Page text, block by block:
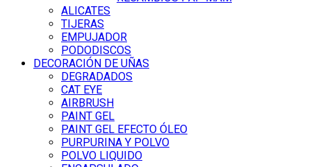
ALICATES
TIJERAS
EMPUJADOR
PODODISCOS
DECORACIÓN DE UÑAS
DEGRADADOS
CAT EYE
AIRBRUSH
PAINT GEL
PAINT GEL EFECTO ÓLEO
PURPURINA Y POLVO
POLVO LIQUIDO